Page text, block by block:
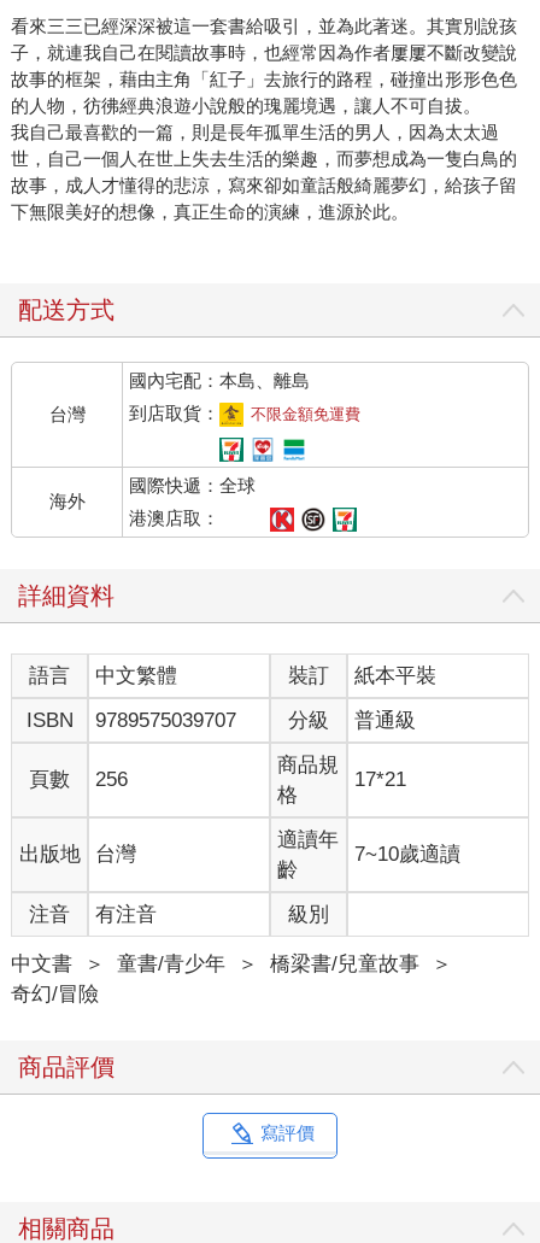
看來三三已經深深被這一套書給吸引，並為此著迷。其實別說孩
子，就連我自己在閱讀故事時，也經常因為作者屢屢不斷改變說
故事的框架，藉由主角「紅子」去旅行的路程，碰撞出形形色色
的人物，彷彿經典浪遊小說般的瑰麗境遇，讓人不可自拔。
我自己最喜歡的一篇，則是長年孤單生活的男人，因為太太過
世，自己一個人在世上失去生活的樂趣，而夢想成為一隻白鳥的
故事，成人才懂得的悲涼，寫來卻如童話般綺麗夢幻，給孩子留
下無限美好的想像，真正生命的演練，進源於此。
配送方式
台灣
國內宅配：本島、離島
到店取貨：
不限金額免運費
海外
國際快遞：全球
港澳店取：
詳細資料
語言 中文繁體 裝訂
紙本平裝
ISBN
9789575039707 分級 普通級
頁數 256
商品規
格
17*21
出版地 台灣
適讀年
齡
7~10歲適讀
注音 有注音 級別
中文書 ＞ 童書/青少年 ＞ 橋梁書/兒童故事
＞
奇幻/冒險
商品評價
寫評價
相關商品